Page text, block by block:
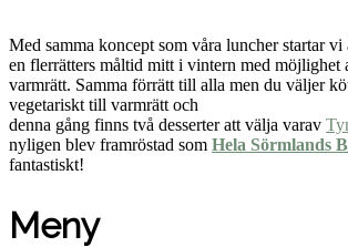
Med samma koncept som våra luncher startar vi
en flerrätters måltid mitt i vintern med möjlighet
varmrätt. Samma förrätt till alla men du väljer
vegetariskt till varmrätt och
denna gång finns två desserter att välja varav
nyligen blev framröstad som Hela Sörmlands
fantastiskt!
Meny